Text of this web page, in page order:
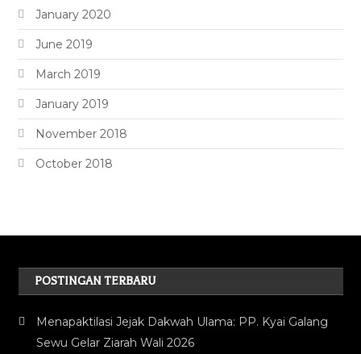
January 2020
June 2019
March 2019
January 2019
November 2018
October 2018
POSTINGAN TERBARU
Menapaktilasi Jejak Dakwah Ulama: PP. Kyai Galang
Sewu Gelar Ziarah Wali 2026